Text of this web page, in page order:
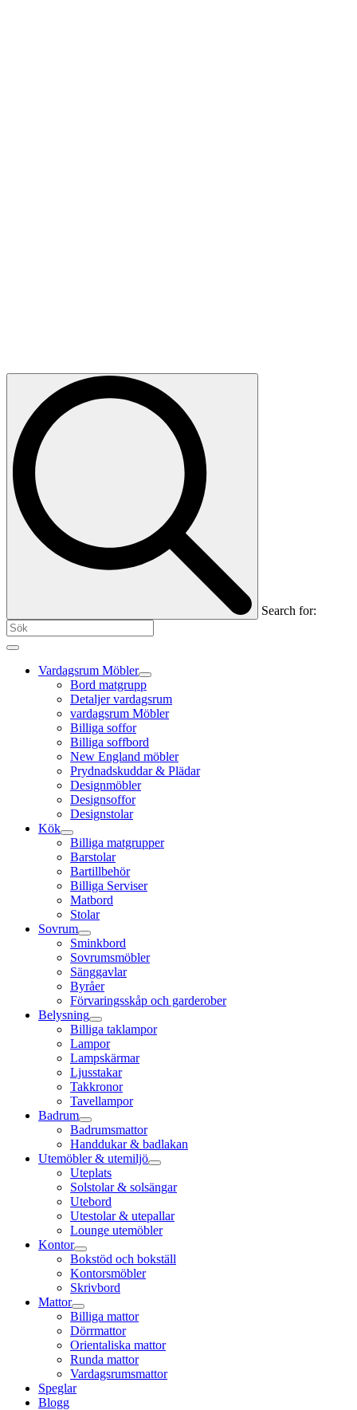
Search for:
Vardagsrum Möbler
Bord matgrupp
Detaljer vardagsrum
vardagsrum Möbler
Billiga soffor
Billiga soffbord
New England möbler
Prydnadskuddar & Plädar
Designmöbler
Designsoffor
Designstolar
Kök
Billiga matgrupper
Barstolar
Bartillbehör
Billiga Serviser
Matbord
Stolar
Sovrum
Sminkbord
Sovrumsmöbler
Sänggavlar
Byråer
Förvaringsskåp och garderober
Belysning
Billiga taklampor
Lampor
Lampskärmar
Ljusstakar
Takkronor
Tavellampor
Badrum
Badrumsmattor
Handdukar & badlakan
Utemöbler & utemiljö
Uteplats
Solstolar & solsängar
Utebord
Utestolar & utepallar
Lounge utemöbler
Kontor
Bokstöd och bokställ
Kontorsmöbler
Skrivbord
Mattor
Billiga mattor
Dörrmattor
Orientaliska mattor
Runda mattor
Vardagsrumsmattor
Speglar
Blogg